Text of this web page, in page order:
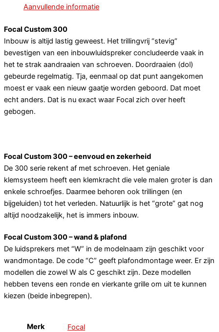
Aanvullende informatie
Focal Custom 300
Inbouw is altijd lastig geweest. Het trillingvrij “stevig”
bevestigen van een inbouwluidspreker concludeerde vaak in
het te strak aandraaien van schroeven. Doordraaien (dol)
gebeurde regelmatig. Tja, eenmaal op dat punt aangekomen
moest er vaak een nieuw gaatje worden geboord. Dat moet
echt anders. Dat is nu exact waar Focal zich over heeft
gebogen.
Focal Custom 300 – eenvoud en zekerheid
De 300 serie rekent af met schroeven. Het geniale
klemsysteem heeft een klemkracht die vele malen groter is dan
enkele schroefjes. Daarmee behoren ook trillingen (en
bijgeluiden) tot het verleden. Natuurlijk is het “grote” gat nog
altijd noodzakelijk, het is immers inbouw.
Focal Custom 300 – wand & plafond
De luidsprekers met “W” in de modelnaam zijn geschikt voor
wandmontage. De code “C” geeft plafondmontage weer. Er zijn
modellen die zowel W als C geschikt zijn. Deze modellen
hebben tevens een ronde en vierkante grille om uit te kunnen
kiezen (beide inbegrepen).
Merk Focal